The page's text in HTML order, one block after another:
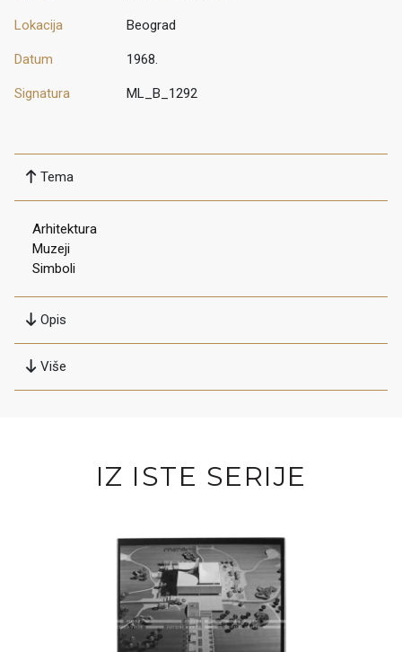
Lokacija Beograd
Datum 1968.
Signatura ML_B_1292
Tema
Arhitektura
Muzeji
Simboli
Opis
Više
IZ ISTE SERIJE